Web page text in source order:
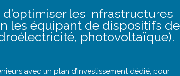
les infrastructures
les équipant de dispositifs de
photovoltaïque).
avec un plan d’investissement dédié, pour